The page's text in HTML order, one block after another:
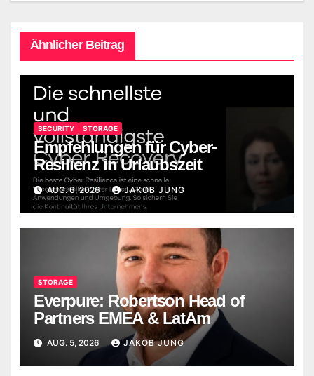
Ähnlicher Beitrag
SECURITY STORAGE
Empfehlungen für Cyber-
Resilienz in Urlaubszeit
AUG. 6, 2026 JAKOB JUNG
STORAGE
Everpure: Robertson Head of
Partners EMEA & LatAm
AUG. 5, 2026 JAKOB JUNG